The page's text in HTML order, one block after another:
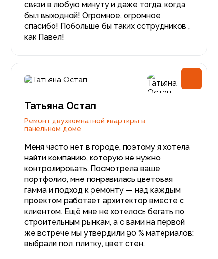
связи в любую минуту и даже тогда, когда
был выходной! Огромное, огромное
спасибо! Побольше бы таких сотрудников ,
как Павел!
Татьяна Остап
Ремонт двухкомнатной квартиры в
панельном доме
Меня часто нет в городе, поэтому я хотела
найти компанию, которую не нужно
контролировать. Посмотрела ваше
портфолио, мне понравилась цветовая
гамма и подход к ремонту — над каждым
проектом работает архитектор вместе с
клиентом. Ещё мне не хотелось бегать по
строительным рынкам, а с вами на первой
же встрече мы утвердили 90 % материалов:
выбрали пол, плитку, цвет стен.